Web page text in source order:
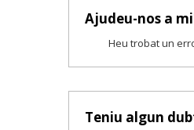
Ajudeu-nos a
Heu trobat un
Teniu algun